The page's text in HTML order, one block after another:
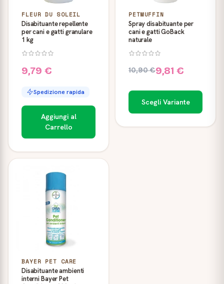
FLEUR DU SOLEIL
Disabituante repellente
per cani e gatti granulare
1 kg
9,79 €
Spedizione rapida
Aggiungi al
Carrello
PETMUFFIN
Spray disabituante per
cani e gatti GoBack
naturale
10,90 €9,81 €
Scegli Variante
BAYER PET CARE
Disabituante ambienti
interni Bayer Pet